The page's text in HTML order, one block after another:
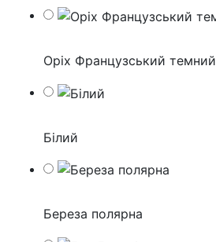
Оріх Французський темний
Білий
Береза полярна